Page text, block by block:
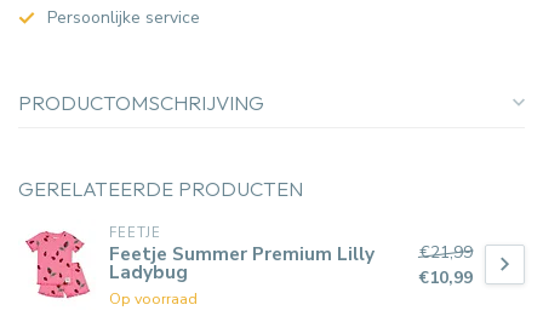
Persoonlijke service
PRODUCTOMSCHRIJVING
GERELATEERDE PRODUCTEN
FEETJE
Feetje Summer Premium Lilly
Ladybug
Op voorraad
€21,99
€10,99